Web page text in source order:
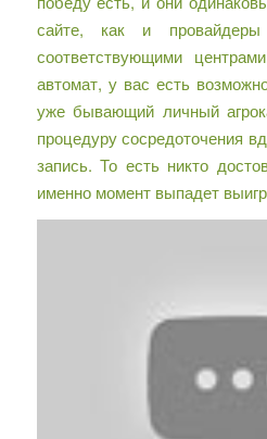
сайте, как и
соответствующими
автомат, у вас есть
уже бывающий личный
процедуру сосредоточения
запись. То есть никто
именно момент выпадет